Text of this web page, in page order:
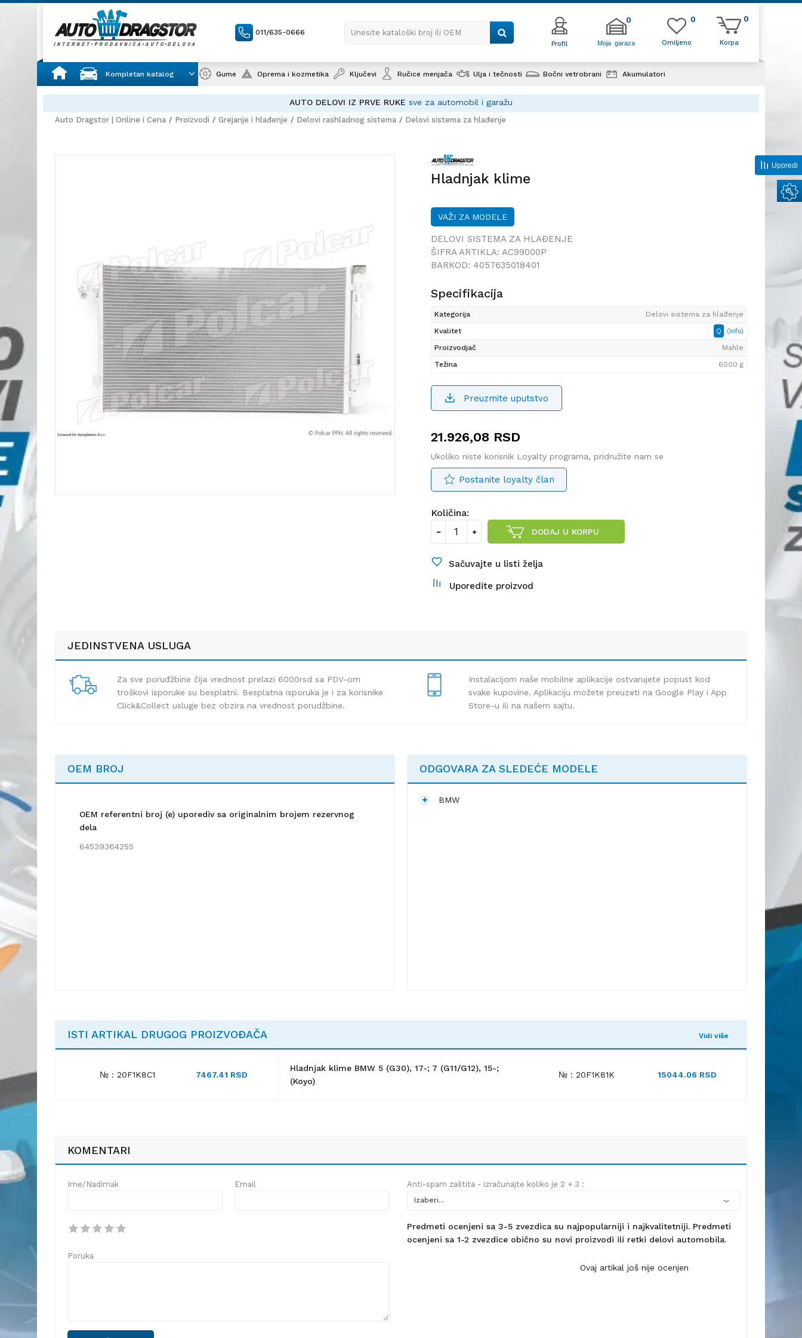
011/635-0666 Unesite kataloški broj ili OEM
Profil Moja garaza
0
Korpa
0
Omiljeno
0
Kompletan katalog Gume Oprema i kozmetika Ključevi Ručice menjača Ulja i tečnosti Bočni vetrobrani Akumulatori
AUTO DELOVI IZ PRVE RUKE sve za automobil i garažu
Auto Dragstor | Online i Cena Proizvodi Grejanje i hlađenje Delovi rashladnog sistema Delovi sistema za hlađenje
Hladnjak klime
VAŽI ZA MODELE
DELOVI SISTEMA ZA HLAĐENJE
ŠIFRA ARTIKLA: AC99000P
BARKOD: 4057635018401
Specifikacija
Kategorija
Delovi sistema za hlađenje
Kvalitet
Q (Info)
Proizvodjač
Mahle
Težina
6000 g
Preuzmite uputstvo
21.926,08 RSD
Ukoliko niste korisnik Loyalty programa, pridružite nam se
Postanite loyalty član
Količina:
DODAJ U KORPU
Sačuvajte u listi želja
Uporedite proizvod
JEDINSTVENA USLUGA
Za sve poruđžbine čija vrednost prelazi 6000rsd sa PDV-om
troškovi isporuke su besplatni. Besplatna isporuka je i za korisnike
Click&Collect usluge bez obzira na vrednost porudžbine.
Instalacijom naše mobilne aplikacije ostvarujete popust kod
svake kupovine. Aplikaciju možete preuzeti na Google Play i App
Store-u ili na našem sajtu.
OEM BROJ
OEM referentni broj (e) uporediv sa originalnim brojem rezervnog
dela
64539364255
ODGOVARA ZA SLEDEĆE MODELE
BMW
ISTI ARTIKAL DRUGOG PROIZVOĐAČA Vidi više
№ : 20F1K8C1 7467.41 RSD
Hladnjak klime BMW 5 (G30), 17-; 7 (G11/G12), 15-;
(Koyo)
№ : 20F1K81K 15044.06 RSD
KOMENTARI
Ime/Nadimak Email
Poruka
Anti-spam zaštita - izračunajte koliko je 2 + 3 :
Predmeti ocenjeni sa 3-5 zvezdica su najpopularniji i najkvalitetniji. Predmeti
ocenjeni sa 1-2 zvezdice obično su novi proizvodi ili retki delovi automobila.
Ovaj artikal još nije ocenjen
Uporedi